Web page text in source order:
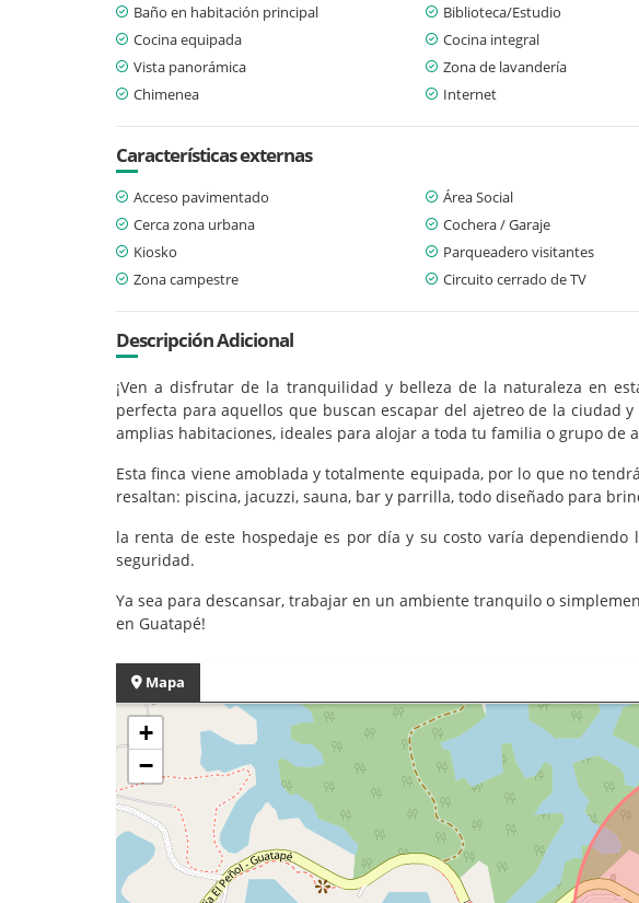
Baño en habitación principal
Biblioteca/Estudio
Cocina equipada
Cocina integral
Vista panorámica
Zona de lavandería
Chimenea
Internet
Características externas
Acceso pavimentado Área Social
Cerca zona urbana
Cochera / Garaje
Kiosko
Parqueadero visitantes
Zona campestre
Circuito cerrado de TV
Descripción Adicional
¡Ven a disfrutar de la tranquilidad y belleza de la naturaleza en
perfecta para aquellos que buscan escapar del ajetreo de la ciudad
amplias habitaciones, ideales para alojar a toda tu familia o grupo
Esta finca viene amoblada y totalmente equipada, por lo que no
resaltan: piscina, jacuzzi, sauna, bar y parrilla, todo diseñado para
la renta de este hospedaje es por día y su costo varía
seguridad.
Ya sea para descansar, trabajar en un ambiente tranquilo o
en Guatapé!
Mapa
+
−